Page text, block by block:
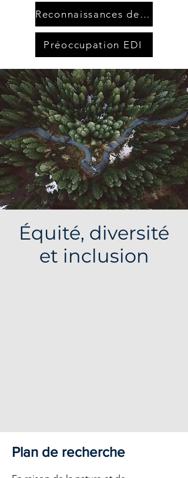
Reconnaissances des territoires
Préoccupation EDI
Équité, diversité
et inclusion
Plan de recherche